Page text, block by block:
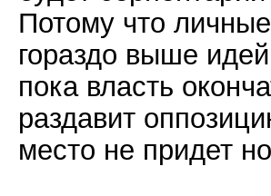
Потому что
гораздо выше
пока власть
раздавит
место не придет